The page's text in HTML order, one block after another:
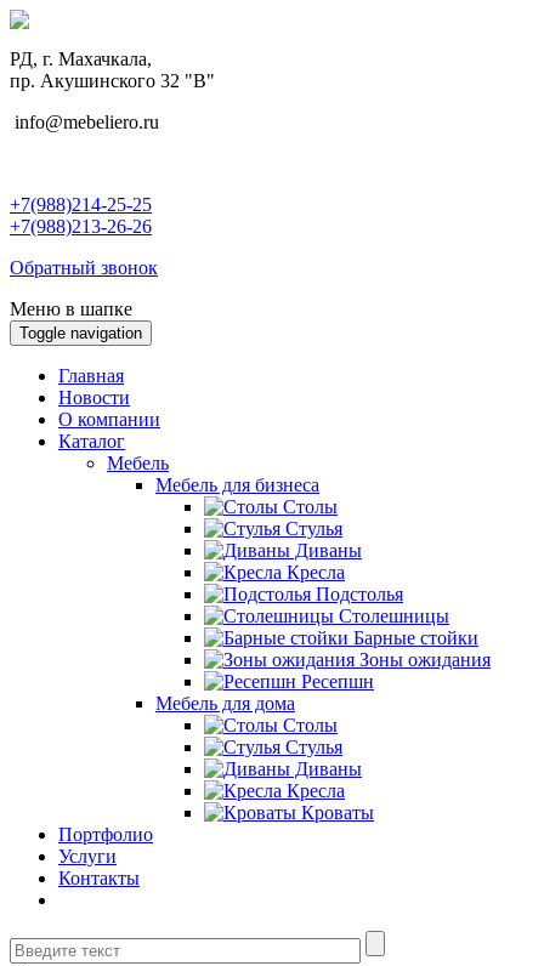
РД, г. Махачкала,
пр. Акушинского 32 "В"
info@mebeliero.ru
+7(988)214-25-25
+7(988)213-26-26
Обратный звонок
Меню в шапке
Toggle navigation
Главная
Новости
О компании
Каталог
Мебель
Мебель для бизнеса
Столы
Стулья
Диваны
Кресла
Подстолья
Столешницы
Барные стойки
Зоны ожидания
Ресепшн
Мебель для дома
Столы
Стулья
Диваны
Кресла
Кроваты
Портфолио
Услуги
Контакты